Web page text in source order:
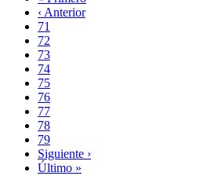
Paginación
página
Página
anterior
‹ Anterior
Page
71
Page
72
Page
73
Page
74
Página
actual
75
Page
76
Page
77
Page
78
Page
79
Siguiente
página
Siguiente ›
Última
Último »